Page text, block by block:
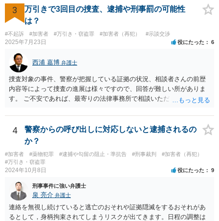
3
万引きで3回目の捜査、逮捕や刑事罰の可能性
は？
#不起訴 #加害者 #万引き・窃盗罪 #加害者（再犯） #示談交渉
2025年7月23日 役にたった 6
西浦 嘉博 弁護士
捜査対象の事件、警察が把握している証拠の状況、相談者さんの前歴
内容等によって捜査の進展は様々ですので、回答が難しい所がありま
す。 ご不安であれば、最寄りの法律事務所で相談いただくことも検討
4
警察からの呼び出しに対応しないと逮捕されるの
か？
#加害者 #薬物犯罪 #逮捕や勾留の阻止・準抗告 #刑事裁判
#加害者（再犯）
#万引き・窃盗罪
2024年10月8日 役にたった 9
刑事事件に強い弁護士
泉 亮介 弁護士
連絡を無視し続けていると逃亡のおそれや証拠隠滅をするおそれがあ
るとして，身柄拘束されてしまうリスクが出てきます。日程の調整は